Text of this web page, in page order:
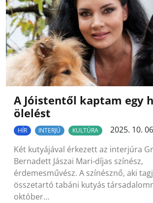
A Jóistentől kaptam egy
ölelést
HÍR INTERJÚ KULTÚRA
2025. 10.
Két kutyájával érkezett az interjúra
Bernadett Jászai Mari-díjas színész,
érdemesművész. A színésznő, aki
összetartó tabáni kutyás
október…